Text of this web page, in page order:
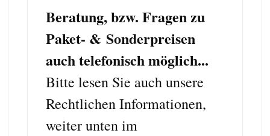
Beratung, bzw. Fragen zu
Paket- & Sonderpreisen
auch telefonisch möglich...
Bitte lesen Sie auch unsere
Rechtlichen Informationen,
weiter unten im